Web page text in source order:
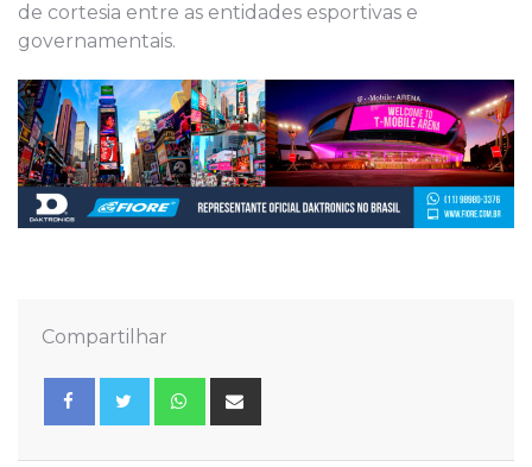
de cortesia entre as entidades esportivas e
governamentais.
Compartilhar
Whatsapp